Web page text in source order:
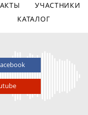
УЧАСТНИКИ
КАТАЛОГ